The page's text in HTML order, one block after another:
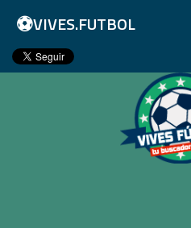
⚽VIVES.FUTBOL
Inicio